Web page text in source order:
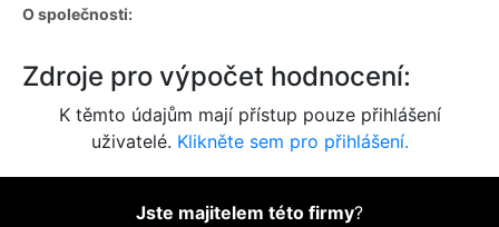
O společnosti:
Zdroje pro výpočet hodnocení:
K těmto údajům mají přístup pouze přihlášení
uživatelé. Klikněte sem pro přihlášení.
Jste majitelem této firmy?